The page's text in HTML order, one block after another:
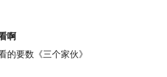
啊
要数《三个家伙》